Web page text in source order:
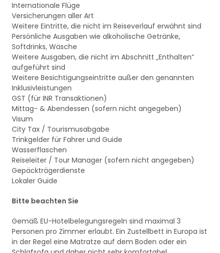
Internationale Flüge
Versicherungen aller Art
Weitere Eintritte, die nicht im Reiseverlauf erwähnt sind
Persönliche Ausgaben wie alkoholische Getränke,
Softdrinks, Wäsche
Weitere Ausgaben, die nicht im Abschnitt „Enthalten“
aufgeführt sind
Weitere Besichtigungseintritte außer den genannten
Inklusivleistungen
GST (für INR Transaktionen)
Mittag- & Abendessen (sofern nicht angegeben)
Visum
City Tax / Tourismusabgabe
Trinkgelder für Fahrer und Guide
Wasserflaschen
Reiseleiter / Tour Manager (sofern nicht angegeben)
Gepäckträgerdienste
Lokaler Guide
Bitte beachten Sie
Gemäß EU-Hotelbelegungsregeln sind maximal 3
Personen pro Zimmer erlaubt. Ein Zustellbett in Europa ist
in der Regel eine Matratze auf dem Boden oder ein